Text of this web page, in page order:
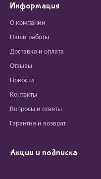
Информация
О компании
Наши работы
Доставка и оплата
Отзывы
Новости
Контакты
Вопросы и ответы
Гарантия и возврат
Акции и подписка